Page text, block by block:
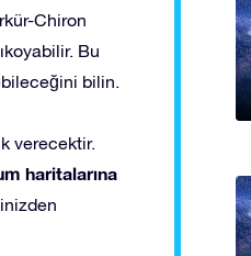
Chiron
Bu
bilin.
verecektir.
haritalarına